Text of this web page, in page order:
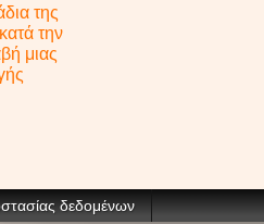
της
την
μιας
δεδομένων